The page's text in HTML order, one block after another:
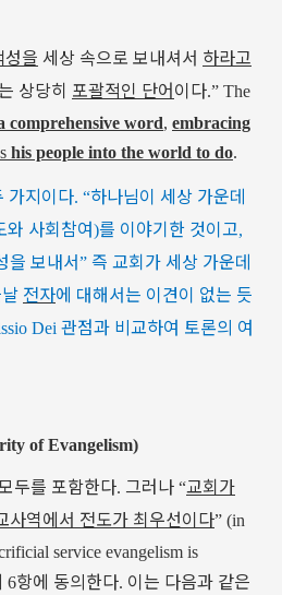
성을 세상 속으로 보내셔서 하라고
상당히 포괄적인 단어이다.” The
comprehensive word, embracing
his people into the world to do.
가지이다. “하나님이 세상 가운데
와 사회참여)를 이야기한 것이고,
을 보내서” 즉 교회가세상 가운데
전자에 대해서는 이견이 없는 듯
Dei 관점과 비교하여 토론의 여
of Evangelism)
두를 포함한다. 그러나 “교회가
사역에서 전도가 최우선이다” (in
service evangelism is
6항에 동의한다. 이는 다음과 같은